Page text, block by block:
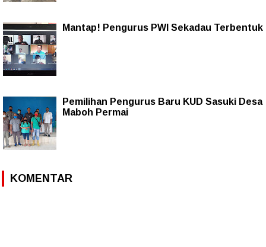
Mantap! Pengurus PWI Sekadau Terbentuk
Pemilihan Pengurus Baru KUD Sasuki Desa
Maboh Permai
KOMENTAR